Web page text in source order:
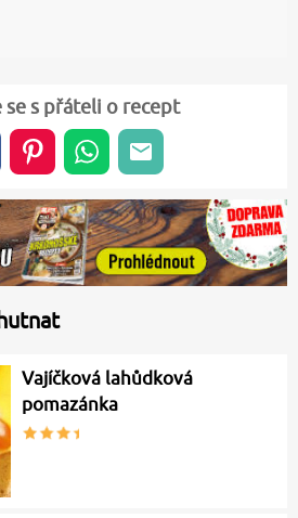
se s přáteli o recept
Vajíčková lahůdková
pomazánka